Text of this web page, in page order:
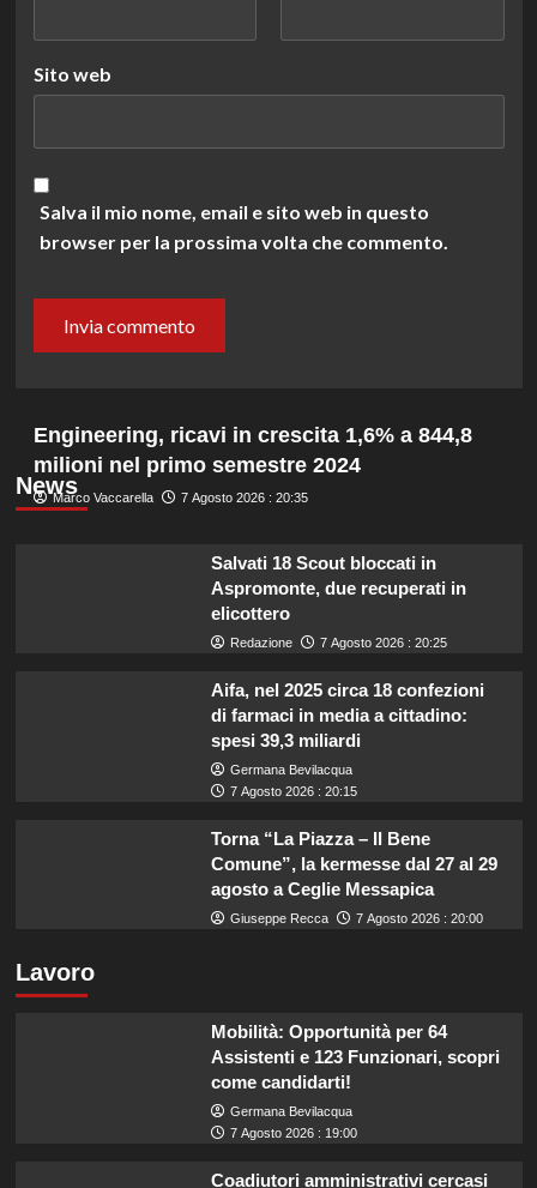
Sito web
Salva il mio nome, email e sito web in questo
browser per la prossima volta che commento.
News
Engineering, ricavi in crescita 1,6% a 844,8
milioni nel primo semestre 2024
Marco Vaccarella 7 Agosto 2026 : 20:35
Salvati 18 Scout bloccati in
Aspromonte, due recuperati in
elicottero
Redazione 7 Agosto 2026 : 20:25
Aifa, nel 2025 circa 18 confezioni
di farmaci in media a cittadino:
spesi 39,3 miliardi
Germana Bevilacqua
7 Agosto 2026 : 20:15
Torna “La Piazza – Il Bene
Comune”, la kermesse dal 27 al 29
agosto a Ceglie Messapica
Giuseppe Recca 7 Agosto 2026 : 20:00
Lavoro
Mobilità: Opportunità per 64
Assistenti e 123 Funzionari, scopri
come candidarti!
Germana Bevilacqua
7 Agosto 2026 : 19:00
Coadiutori amministrativi cercasi